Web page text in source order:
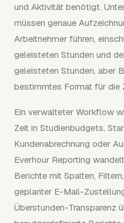
und Aktivität benötigt.
müssen genaue
Arbeitnehmer führen,
geleisteten Stunden und
geleisteten Stunden, aber
bestimmtes Format für die
Ein verwalteter Workflow
Zeit in Studienbudgets,
Kundenabrechnung oder
Everhour Reporting
Berichte mit Spalten,
geplanter E-Mail-
Überstunden-Transparenz